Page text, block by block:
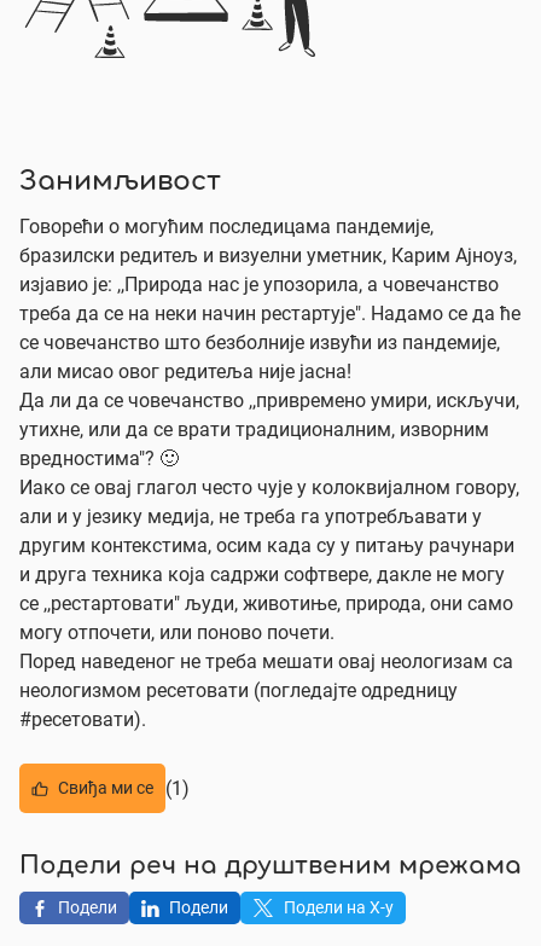
Занимљивост
Говорећи о могућим последицама пандемије,
бразилски редитељ и визуелни уметник, Карим Ајноуз,
изјавио је: ,,Природа нас је упозорила, а човечанство
треба да се на неки начин рестартује". Надамо се да ће
се човечанство што безболније извући из пандемије,
али мисао овог редитеља није јасна!
Да ли да се човечанство ,,привремено умири, искључи,
утихне, или да се врати традиционалним, изворним
вредностима"? 🙂
Иако се овај глагол често чује у колоквијалном говору,
али и у језику медија, не треба га употребљавати у
другим контекстима, осим када су у питању рачунари
и друга техника која садржи софтвере, дакле не могу
се ,,рестартовати" људи, животиње, природа, они само
могу отпочети, или поново почети.
Поред наведеног не треба мешати овај неологизам са
неологизмом ресетовати (погледајте одредницу
#ресетовати).
Свиђа ми се (1)
Подели реч на друштвеним мрежама
Подели Подели Подели на X-у